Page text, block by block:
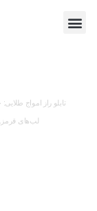
تابلو راز امواج
لب‌های قرمز.